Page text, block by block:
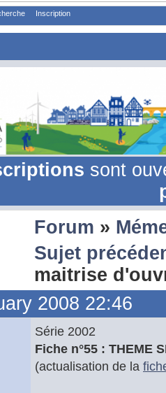
Inscription
sont
Forum »
Sujet
maitrise
2008 22:46
Série 2002
Fiche n°55 : THEME
(actualisation de la